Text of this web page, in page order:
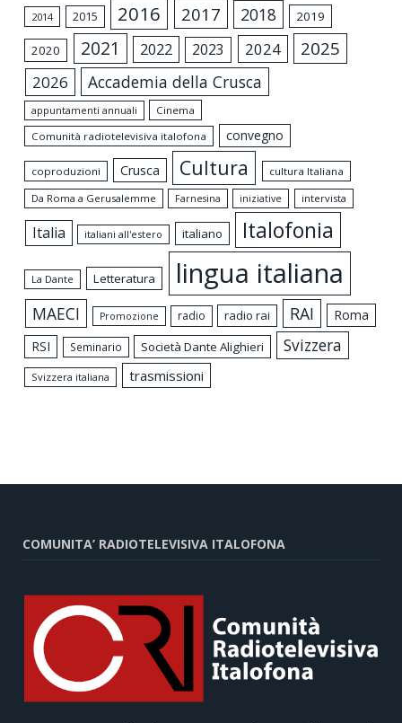
2014 2015 2016 2017 2018 2019
2020 2021 2022 2023 2024 2025
2026 Accademia della Crusca
appuntamenti annuali
Cinema
Comunità radiotelevisiva italofona
convegno
coproduzioni Crusca Cultura
cultura Italiana
Da Roma a Gerusalemme
Farnesina iniziative intervista
Italia italiani all'estero italiano Italofonia
La Dante Letteratura lingua italiana
MAECI Promozione radio radio rai RAI
Roma
RSI
Seminario Società Dante Alighieri Svizzera
Svizzera italiana trasmissioni
COMUNITA’ RADIOTELEVISIVA ITALOFONA